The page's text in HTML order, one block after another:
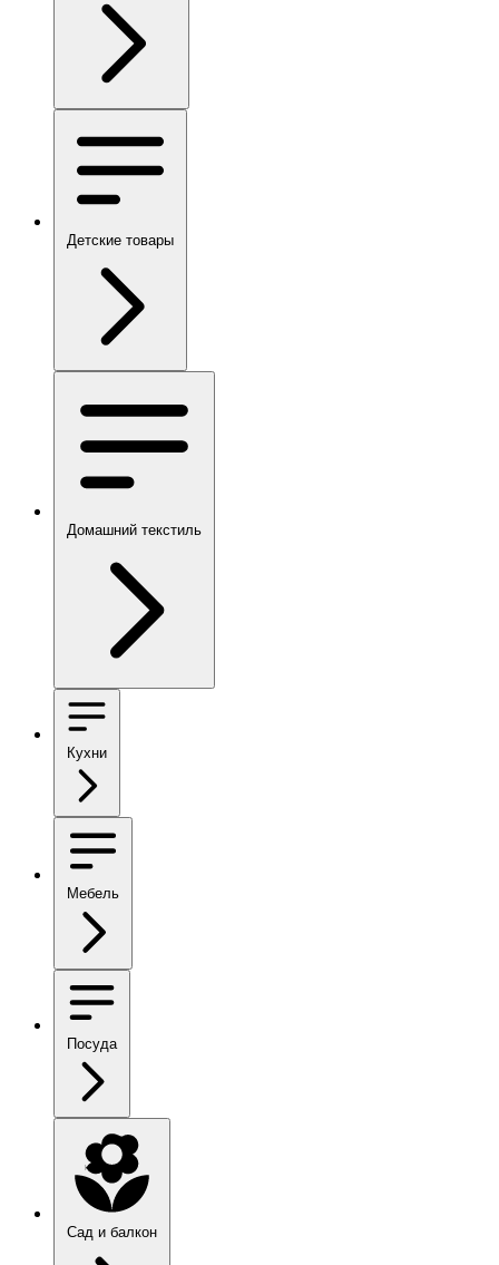
Детские товары
Домашний текстиль
Кухни
Мебель
Посуда
Сад и балкон